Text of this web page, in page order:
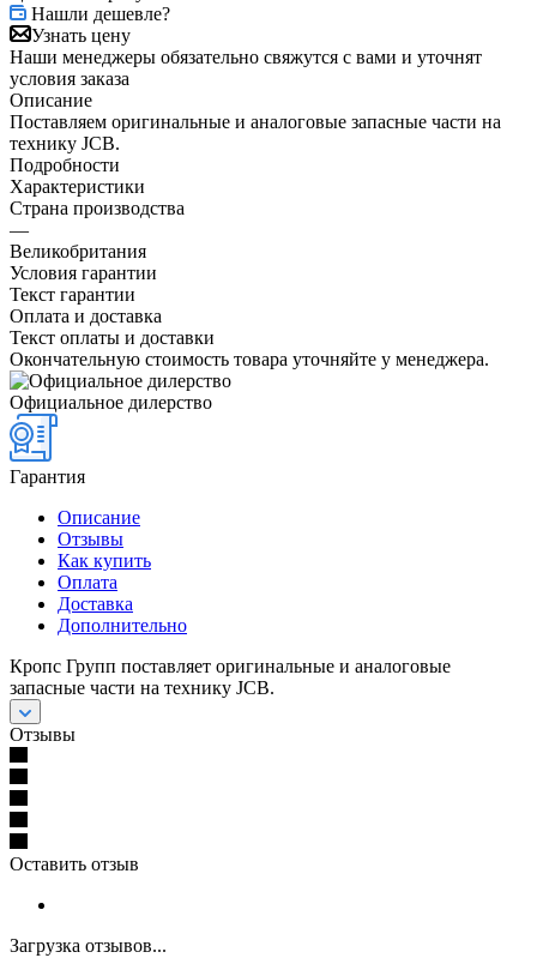
Нашли дешевле?
Узнать цену
Наши менеджеры обязательно свяжутся с вами и уточнят
условия заказа
Описание
Поставляем оригинальные и аналоговые запасные части на
технику JCB.
Подробности
Характеристики
Страна производства
—
Великобритания
Условия гарантии
Текст гарантии
Оплата и доставка
Текст оплаты и доставки
Окончательную стоимость товара уточняйте у менеджера.
Официальное дилерство
Гарантия
Описание
Отзывы
Как купить
Оплата
Доставка
Дополнительно
Кропс Групп поставляет оригинальные и аналоговые
запасные части на технику JCB.
Отзывы
Оставить отзыв
Загрузка отзывов...